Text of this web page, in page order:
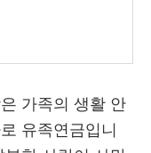
가족의 생활 안
유족연금입니